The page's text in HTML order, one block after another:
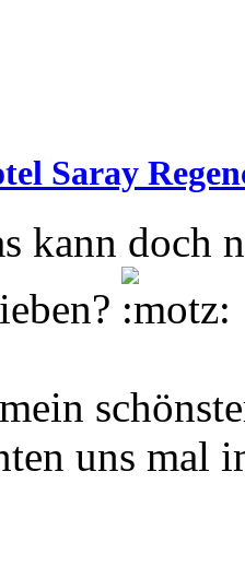
Saray
kann doch
uns mal